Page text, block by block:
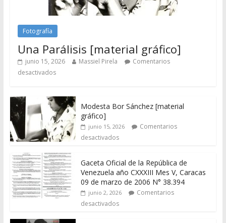
Fotografía
Una Parálisis [material gráfico]
junio 15, 2026 Massiel Pirela
Comentarios
desactivados
Modesta Bor Sánchez [material
gráfico]
junio 15, 2026
Comentarios
desactivados
Gaceta Oficial de la República de
Venezuela año CXXXIII Mes V, Caracas
09 de marzo de 2006 N° 38.394
junio 2, 2026
Comentarios
desactivados